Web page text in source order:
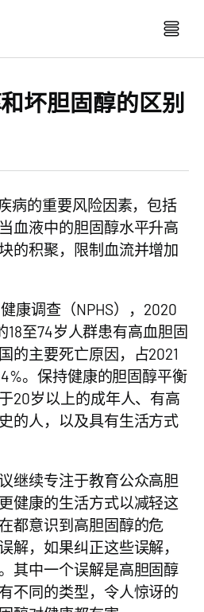
坏胆固醇的区别
病的重要风险因素，包括
血液中的胆固醇水平升高
的积聚，限制血流并增加
康调查（NPHS），2020
18至74岁人群患有高血胆固
的主要死亡原因，占2021
。保持健康的胆固醇平衡
20岁以上的成年人、有高
的人，以及具有生活方式
继续专注于教育公众高胆
健康的生活方式以减轻这
都意识到高胆固醇的危
解，如果纠正这些误解，
其中一个误解是高胆固醇
不同的类型，令人惊讶的